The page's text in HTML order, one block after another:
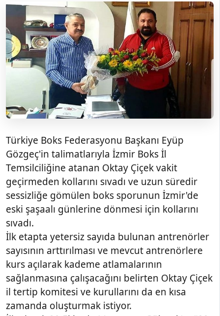
Türkiye Boks Federasyonu Başkanı Eyüp
Gözgeç'in talimatlarıyla İzmir Boks İl
Temsilciliğine atanan Oktay Çiçek vakit
geçirmeden kollarını sıvadı ve uzun süredir
sessizliğe gömülen boks sporunun İzmir'de
eski şaşaalı günlerine dönmesi için kollarını
sıvadı.
İlk etapta yetersiz sayıda bulunan antrenörler
sayısının arttırılması ve mevcut antrenörlere
kurs açılarak kademe atlamalarının
sağlanmasına çalışacağını belirten Oktay Çiçek
il tertip komitesi ve kurullarını da en kısa
zamanda oluşturmak istiyor.